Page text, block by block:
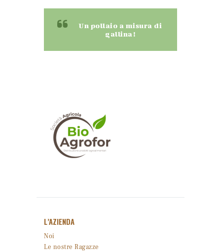
Un pollaio a misura di
gallina!
L’AZIENDA
Noi
Le nostre Ragazze